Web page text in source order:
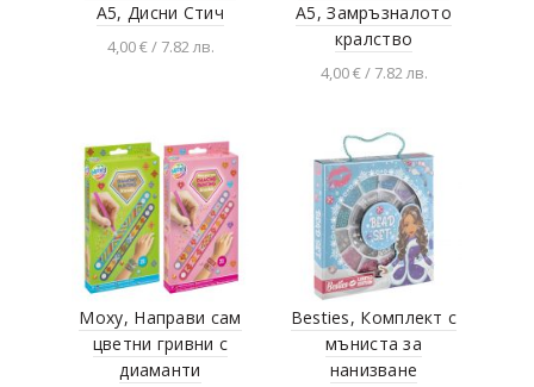
А5, Дисни Стич
4,00 € / 7.82 лв.
А5, Замръзналото
кралство
4,00 € / 7.82 лв.
количката
Moxy, Направи сам
цветни гривни с
диаманти
Besties, Комплект с
мъниста за
нанизване